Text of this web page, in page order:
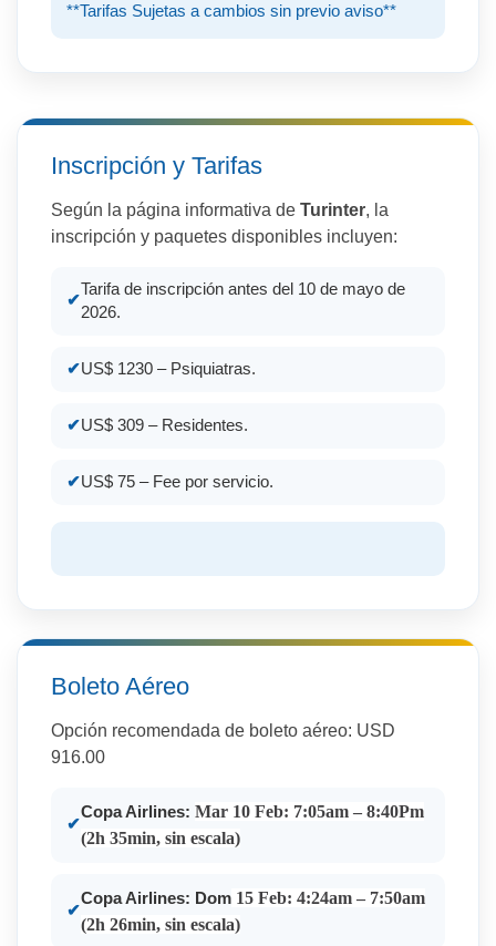
**Tarifas Sujetas a cambios sin previo aviso**
Inscripción y Tarifas
Según la página informativa de Turinter, la
inscripción y paquetes disponibles incluyen:
Tarifa de inscripción antes del 10 de mayo de
2026.
US$ 1230 – Psiquiatras.
US$ 309 – Residentes.
US$ 75 – Fee por servicio.
Boleto Aéreo
Opción recomendada de boleto aéreo: USD
916.00
Copa Airlines: Mar 10 Feb: 7:05am – 8:40Pm
(2h 35min, sin escala)
Copa Airlines: Dom 15 Feb: 4:24am – 7:50am
(2h 26min, sin escala)